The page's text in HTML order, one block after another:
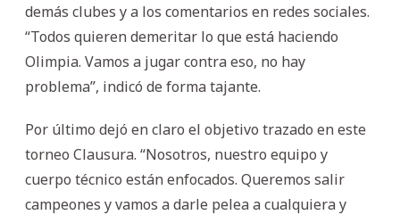
demás clubes y a los comentarios en redes sociales.
“Todos quieren demeritar lo que está haciendo
Olimpia. Vamos a jugar contra eso, no hay
problema”, indicó de forma tajante.
Por último dejó en claro el objetivo trazado en este
torneo Clausura. “Nosotros, nuestro equipo y
cuerpo técnico están enfocados. Queremos salir
campeones y vamos a darle pelea a cualquiera y